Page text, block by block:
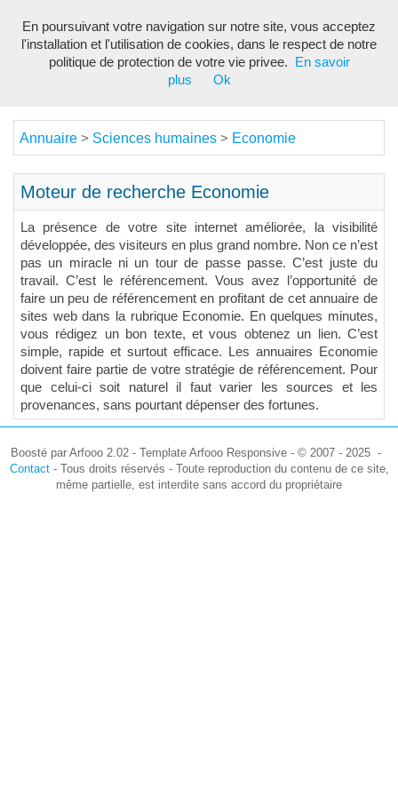
Annuaire > Sciences humaines > Economie
Moteur de recherche Economie
La présence de votre site internet améliorée, la visibilité
développée, des visiteurs en plus grand nombre. Non ce n’est
pas un miracle ni un tour de passe passe. C’est juste du
travail. C’est le référencement. Vous avez l’opportunité de
faire un peu de référencement en profitant de cet annuaire de
sites web dans la rubrique Economie. En quelques minutes,
vous rédigez un bon texte, et vous obtenez un lien. C’est
simple, rapide et surtout efficace. Les annuaires Economie
doivent faire partie de votre stratégie de référencement. Pour
que celui-ci soit naturel il faut varier les sources et les
provenances, sans pourtant dépenser des fortunes.
Boosté par Arfooo 2.02 - Template Arfooo Responsive - © 2007 - 2025 -
Contact- Tous droits réservés - Toute reproduction du contenu de ce site,
même partielle, est interdite sans accord du propriétaire
En poursuivant votre navigation sur notre site, vous acceptez
l'installation et l'utilisation de cookies, dans le respect de notre
politique de protection de votre vie privee.
En savoir
plus
Ok